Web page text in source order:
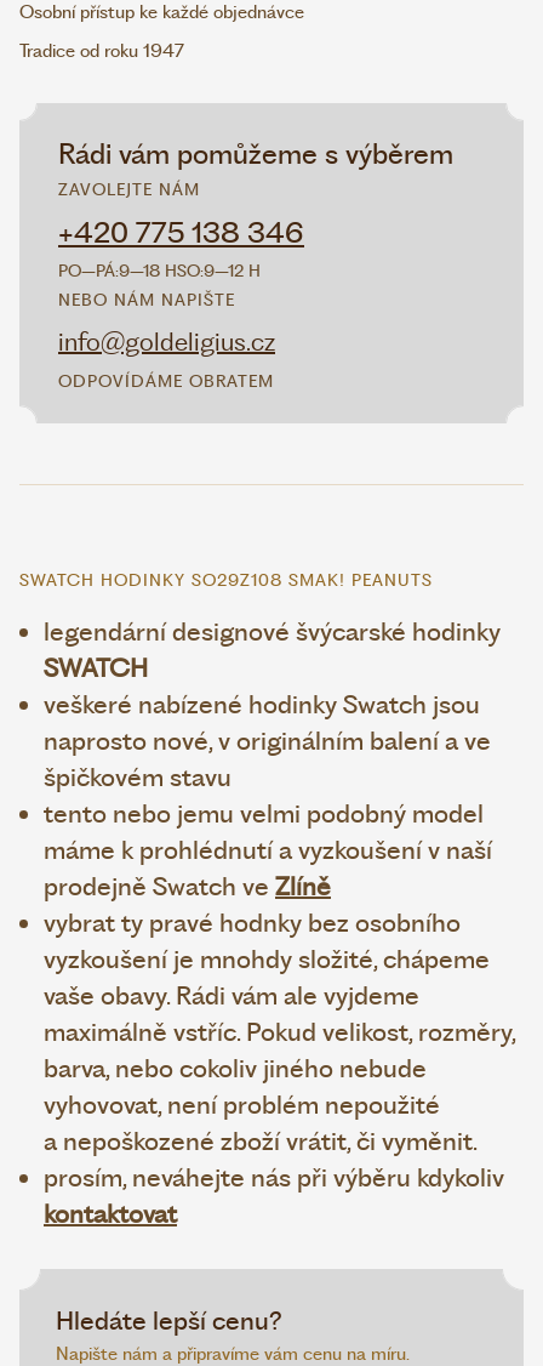
Rádi vám pomůžeme s výběrem
ZAVOLEJTE NÁM
+420 775 138 346
PO–PÁ:9–18 HSO:9–12 H
NEBO NÁM NAPIŠTE
info@goldeligius.cz
ODPOVÍDÁME OBRATEM
Osobní přístup ke každé objednávce
Tradice od roku 1947
SWATCH HODINKY SO29Z108 SMAK! PEANUTS
legendární designové švýcarské hodinky
SWATCH
veškeré nabízené hodinky Swatch jsou
naprosto nové, v originálním balení a ve
špičkovém stavu
tento nebo jemu velmi podobný model
máme k prohlédnutí a vyzkoušení v naší
prodejně Swatch ve Zlíně
vybrat ty pravé hodnky bez osobního
vyzkoušení je mnohdy složité, chápeme
vaše obavy. Rádi vám ale vyjdeme
maximálně vstříc. Pokud velikost, rozměry,
barva, nebo cokoliv jiného nebude
vyhovovat, není problém nepoužité
a nepoškozené zboží vrátit, či vyměnit.
prosím, neváhejte nás při výběru kdykoliv
kontaktovat
Hledáte lepší cenu?
Napište nám a připravíme vám cenu na míru.